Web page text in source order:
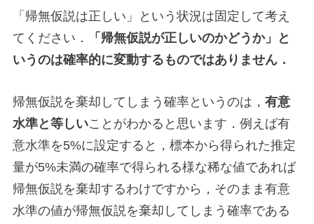
「帰無仮説は正しい」という状況は固定して考え
てください．
「帰無仮説が正しいのかどうか」と
いうのは確率的に変動するものではありません．
帰無仮説を棄却してしまう確率というのは， 有意
水準と等しいことがわかると思います．例えば有
意水準を5%に設定すると，標本から得られた推定
量が5%未満の確率で得られる様な稀な値であれば
帰無仮説を棄却するわけですから，そのまま有意
水準の値が帰無仮説を棄却してしまう確率である